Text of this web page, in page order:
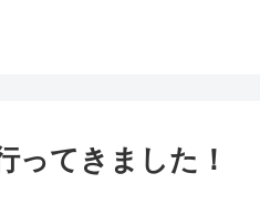
ってきました！